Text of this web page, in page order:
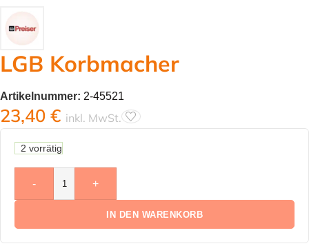
LGB Korbmacher
Artikelnummer: 2-45521
23,40 € inkl. MwSt.
2 vorrätig
- +
IN DEN WARENKORB